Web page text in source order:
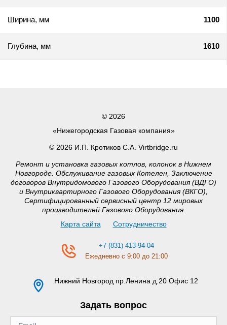
Ширина, мм 1100
Глубина, мм 1610
© 2026
«Нижегородская Газовая компания»
© 2026 И.П. Кротиков С.А. Virtbridge.ru
Ремонт и установка газовых котлов, колонок в Нижнем
Новгороде. Обслуживание газовых Котелен, Заключение
договоров Внутридомового Газового Оборудования (ВДГО)
и Внутриквартирного Газового Оборудования (ВКГО),
Сертифицированный сервисный центр 12 мировых
производителей Газового Оборудования.
Карта сайта
Сотрудничество
+7 (831) 413-94-04
Ежедневно с 9:00 до 21:00
Нижний Новгород пр.Ленина д.20 Офис 12
Задать вопрос